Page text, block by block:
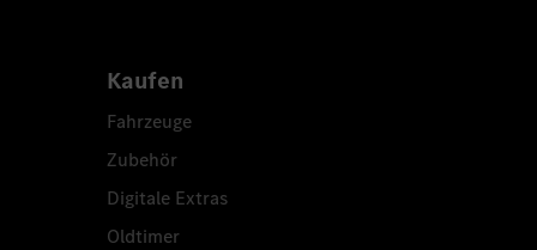
Kaufen
Fahrzeuge
Zubehör
Digitale Extras
Oldtimer